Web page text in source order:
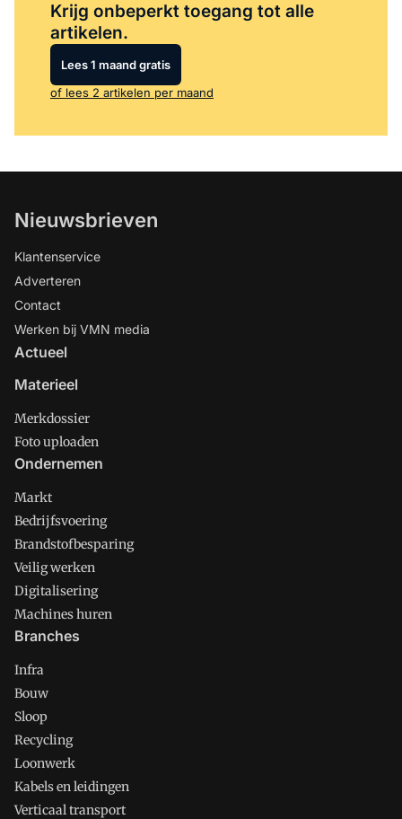
Krijg onbeperkt toegang tot alle
artikelen.
Lees 1 maand gratis
of lees 2 artikelen per maand
Nieuwsbrieven
Klantenservice
Adverteren
Contact
Werken bij VMN media
Actueel
Materieel
Merkdossier
Foto uploaden
Ondernemen
Markt
Bedrijfsvoering
Brandstofbesparing
Veilig werken
Digitalisering
Machines huren
Branches
Infra
Bouw
Sloop
Recycling
Loonwerk
Kabels en leidingen
Verticaal transport